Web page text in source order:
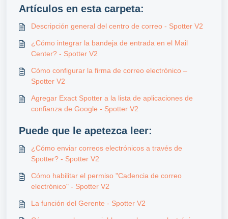
Artículos en esta carpeta:
Descripción general del centro de correo - Spotter V2
¿Cómo integrar la bandeja de entrada en el Mail
Center? - Spotter V2
Cómo configurar la firma de correo electrónico –
Spotter V2
Agregar Exact Spotter a la lista de aplicaciones de
confianza de Google - Spotter V2
Puede que le apetezca leer:
¿Cómo enviar correos electrónicos a través de
Spotter? - Spotter V2
Cómo habilitar el permiso "Cadencia de correo
electrónico" - Spotter V2
La función del Gerente - Spotter V2